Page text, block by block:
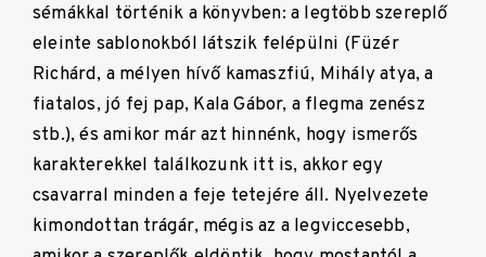
sémákkal történik a könyvben: a legtöbb szereplő
eleinte sablonokból látszik felépülni (Füzér
Richárd, a mélyen hívő kamaszfiú, Mihály atya, a
fiatalos, jó fej pap, Kala Gábor, a flegma zenész
stb.), és amikor már azt hinnénk, hogy ismerős
karakterekkel találkozunk itt is, akkor egy
csavarral minden a feje tetejére áll. Nyelvezete
kimondottan trágár, mégis az a legviccesebb,